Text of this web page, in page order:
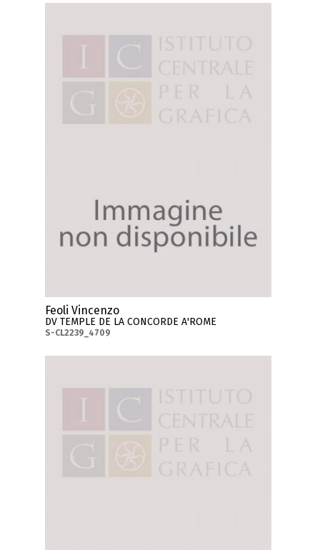
Feoli Vincenzo
DV TEMPLE DE LA CONCORDE A'ROME
S-CL2239_4709